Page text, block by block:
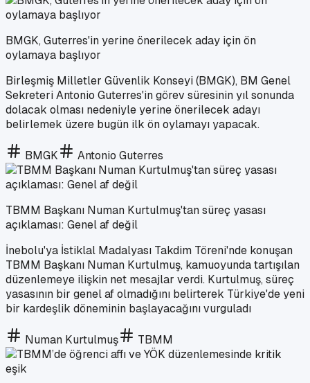
BMGK, Guterres'in yerine önerilecek aday için ön
oylamaya başlıyor
Birleşmiş Milletler Güvenlik Konseyi (BMGK), BM Genel
Sekreteri Antonio Guterres'in görev süresinin yıl sonunda
dolacak olması nedeniyle yerine önerilecek adayı
belirlemek üzere bugün ilk ön oylamayı yapacak.
BMGK Antonio Guterres
TBMM Başkanı Numan Kurtulmuş'tan süreç yasası
açıklaması: Genel af değil
İnebolu'ya İstiklal Madalyası Takdim Töreni'nde konuşan
TBMM Başkanı Numan Kurtulmuş, kamuoyunda tartışılan
düzenlemeye ilişkin net mesajlar verdi. Kurtulmuş, süreç
yasasının bir genel af olmadığını belirterek Türkiye'de yeni
bir kardeşlik döneminin başlayacağını vurguladı
Numan Kurtulmuş TBMM